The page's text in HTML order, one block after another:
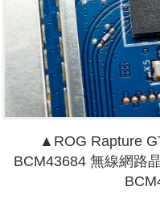
▲ROG Rapture
BCM43684 無線網路